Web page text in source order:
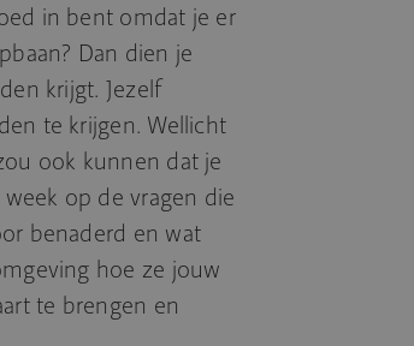
in bent omdat je er
Dan dien je
krijgt. Jezelf
te krijgen. Wellicht
ook kunnen dat je
op de vragen die
benaderd en wat
hoe ze jouw
te brengen en